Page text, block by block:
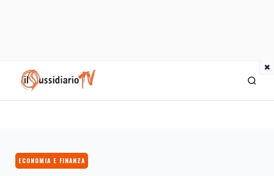
×
IlSussidiario TV
ECONOMIA E FINANZA